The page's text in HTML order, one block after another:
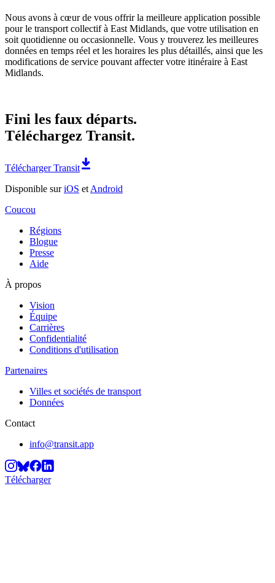
Nous avons à cœur de vous offrir la meilleure application possible
pour le transport collectif à East Midlands, que votre utilisation en
soit quotidienne ou occasionnelle. Vous y trouverez les meilleures
données en temps réel et les horaires les plus détaillés, ainsi que les
modifications de service pouvant affecter votre itinéraire à East
Midlands.
Fini les faux départs.
Téléchargez Transit.
Télécharger Transit
Disponible suriOS et Android
Coucou
Régions
Blogue
Presse
Aide
À propos
Vision
Équipe
Carrières
Confidentialité
Conditions d'utilisation
Partenaires
Villes et sociétés de transport
Données
Contact
info@transit.app
Télécharger